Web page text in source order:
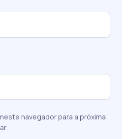
navegador para a próxima